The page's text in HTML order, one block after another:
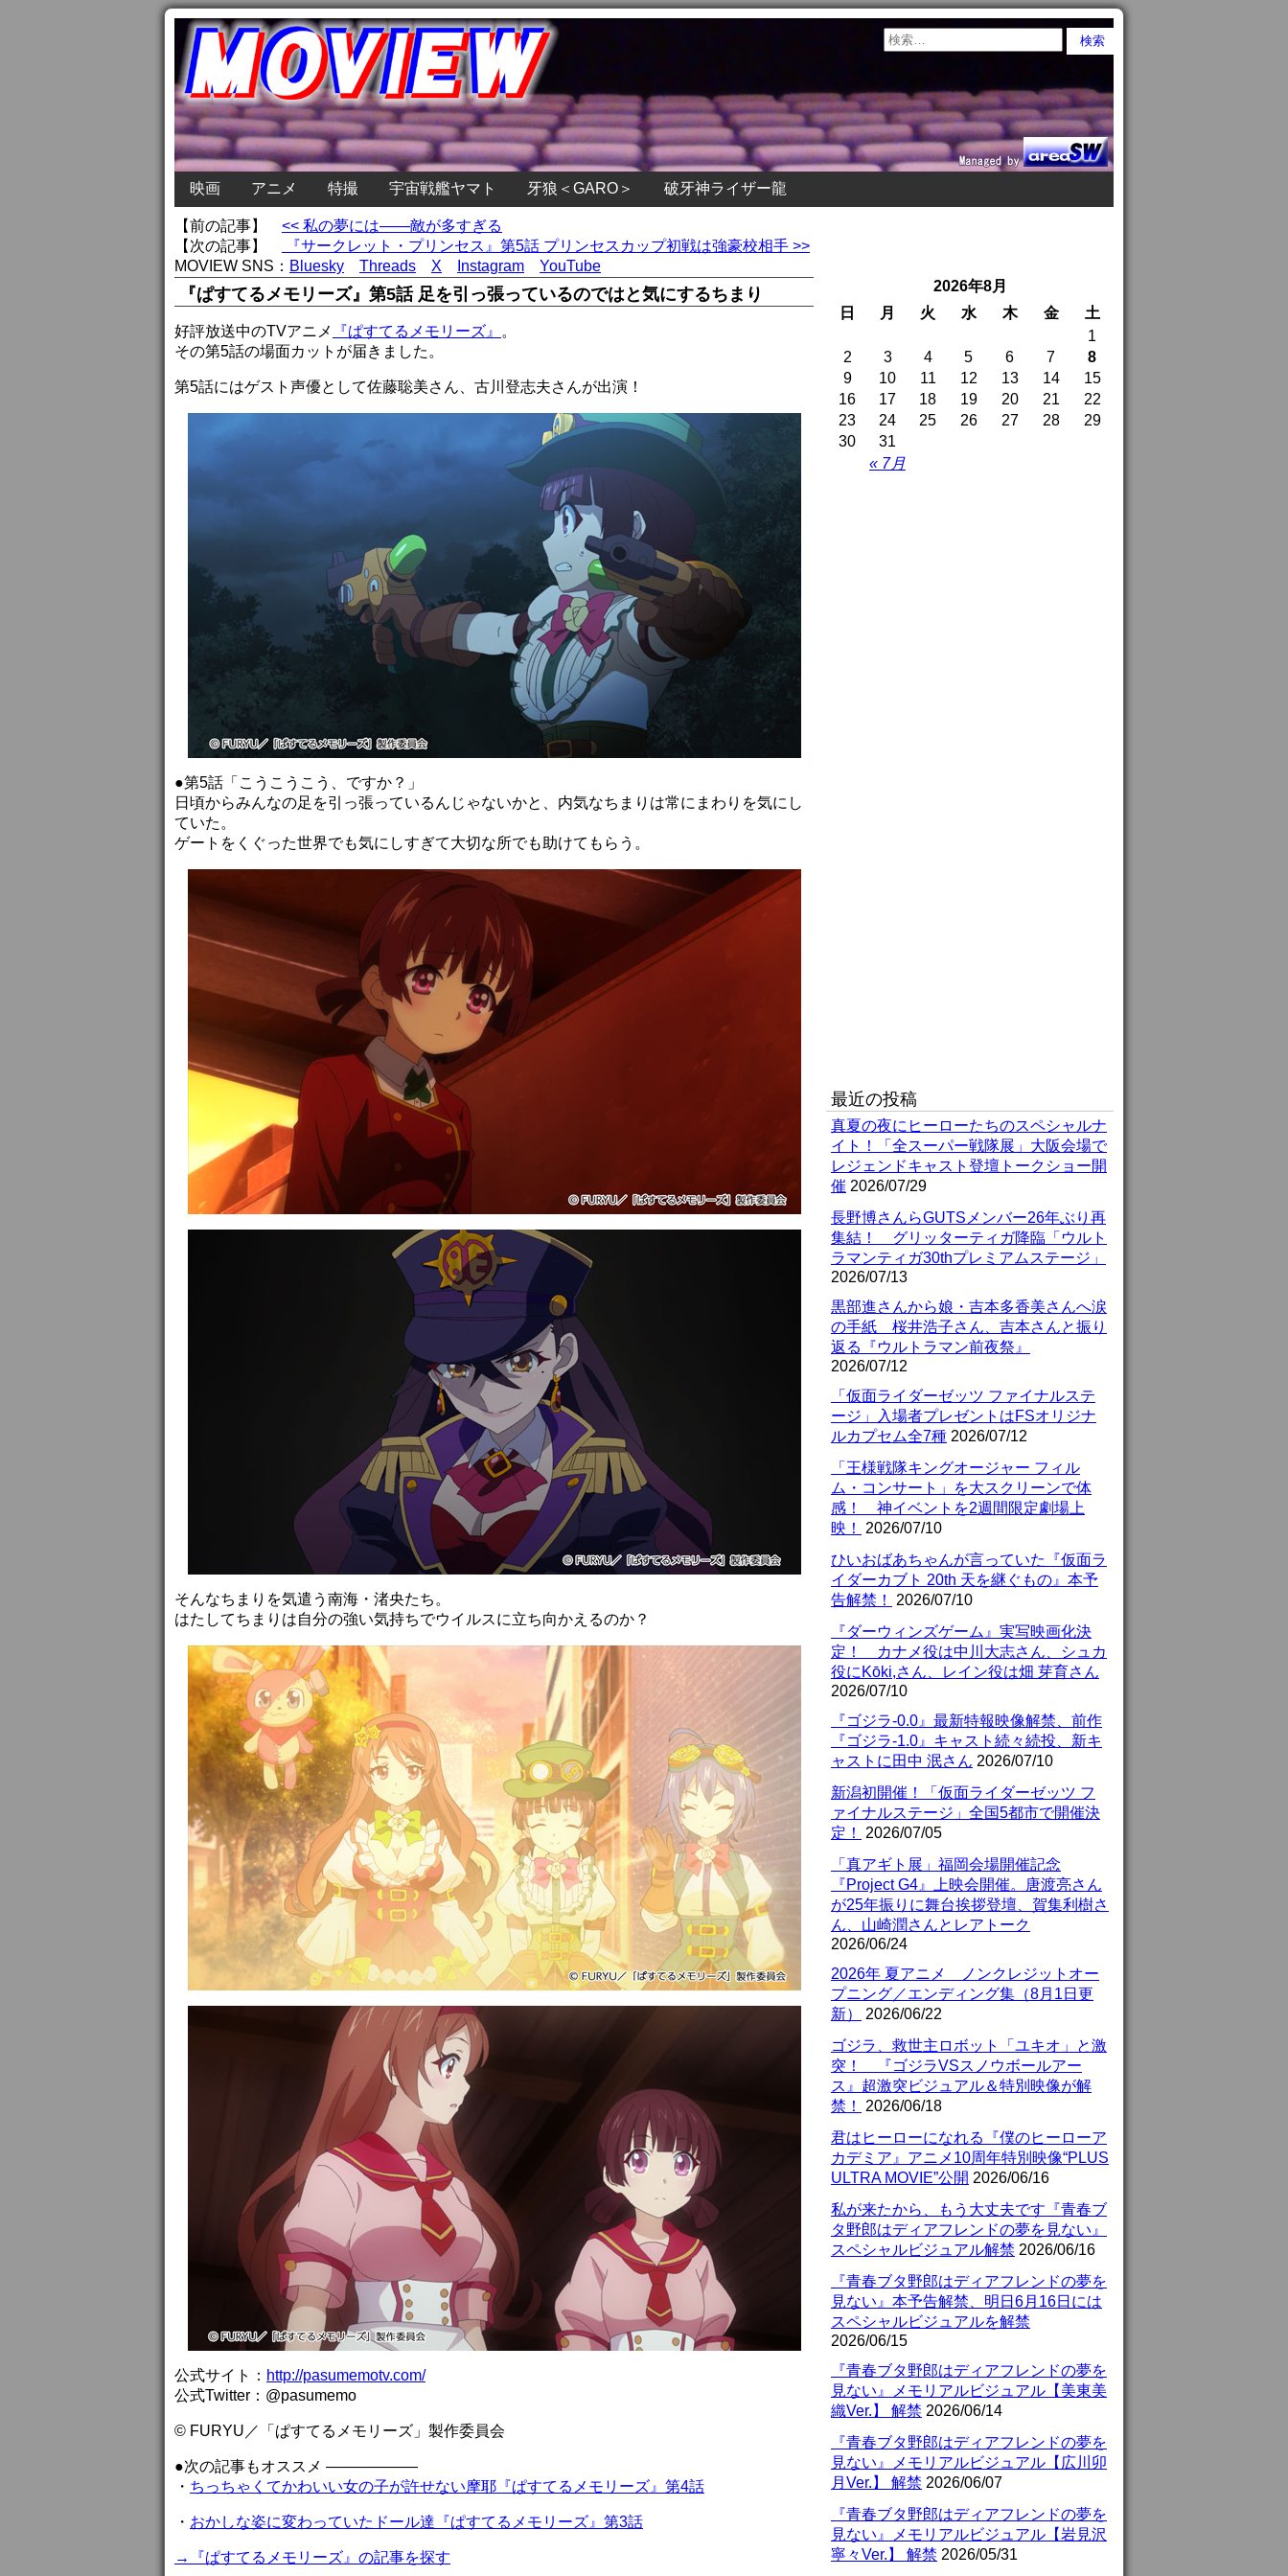
映画 アニメ 特撮 宇宙戦艦ヤマト 牙狼＜GARO＞ 破牙神ライザー龍
【前の記事】 << 私の夢には――敵が多すぎる
【次の記事】
『サークレット・プリンセス』第5話 プリンセスカップ初戦は強豪校相手 >>
MOVIEW SNS： Bluesky Threads X Instagram YouTube
『ぱすてるメモリーズ』第5話 足を引っ張っているのではと気にするちまり
好評放送中のTVアニメ 『ぱすてるメモリーズ』
。
その第5話の場面カットが届きました。
第5話にはゲスト声優として佐藤聡美さん、古川登志夫さんが出演！
●第5話「こうこうこう、ですか？」
日頃からみんなの足を引っ張っているんじゃないかと、内気なちまりは常にまわりを気にし
ていた。
ゲートをくぐった世界でも気にしすぎて大切な所でも助けてもらう。
そんなちまりを気遣う南海・渚央たち。
はたしてちまりは自分の強い気持ちでウイルスに立ち向かえるのか？
公式サイト： http://pasumemotv.com/
公式Twitter：@pasumemo
© FURYU／「ぱすてるメモリーズ」製作委員会
●次の記事もオススメ ——————
・ ちっちゃくてかわいい女の子が許せない摩耶『ぱすてるメモリーズ』第4話
・ おかしな姿に変わっていたドール達『ぱすてるメモリーズ』第3話
→『ぱすてるメモリーズ』の記事を探す
2026年8月
日
月 火 水 木 金 土
« 7月
1
2
3 4 5 6 7
8
9
10 11 12 13 14
15
16
17 18 19 20 21
22
23
24 25 26 27 28
29
30
31
最近の投稿
真夏の夜にヒーローたちのスペシャルナ
イト！「全スーパー戦隊展」大阪会場で
レジェンドキャスト登壇トークショー開
催 2026/07/29
長野博さんらGUTSメンバー26年ぶり再
集結！ グリッターティガ降臨「ウルト
ラマンティガ30thプレミアムステージ」
2026/07/13
黒部進さんから娘・吉本多香美さんへ涙
の手紙 桜井浩子さん、吉本さんと振り
返る『ウルトラマン前夜祭』
2026/07/12
「仮面ライダーゼッツ ファイナルステ
ージ」入場者プレゼントはFSオリジナ
ルカプセム全7種 2026/07/12
「王様戦隊キングオージャー フィル
ム・コンサート」を大スクリーンで体
感！ 神イベントを2週間限定劇場上
映！
2026/07/10
ひいおばあちゃんが言っていた『仮面ラ
イダーカブト 20th 天を継ぐもの』本予
告解禁！
2026/07/10
『ダーウィンズゲーム』実写映画化決
定！ カナメ役は中川大志さん、シュカ
役にKōki,さん、レイン役は畑 芽育さん
2026/07/10
『ゴジラ-0.0』最新特報映像解禁、前作
『ゴジラ-1.0』キャスト続々続投、新キ
ャストに田中 泯さん 2026/07/10
新潟初開催！「仮面ライダーゼッツ フ
ァイナルステージ」全国5都市で開催決
定！
2026/07/05
「真アギト展」福岡会場開催記念
『Project G4』上映会開催。唐渡亮さん
が25年振りに舞台挨拶登壇、賀集利樹さ
ん、山崎潤さんとレアトーク
2026/06/24
2026年 夏アニメ ノンクレジットオー
プニング／エンディング集（8月1日更
新）
2026/06/22
ゴジラ、救世主ロボット「ユキオ」と激
突！ 『ゴジラVSスノウボールアー
ス』超激突ビジュアル＆特別映像が解
禁！
2026/06/18
君はヒーローになれる『僕のヒーローア
カデミア』アニメ10周年特別映像“PLUS
ULTRA MOVIE”公開 2026/06/16
私が来たから、もう大丈夫です『青春ブ
タ野郎はディアフレンドの夢を見ない』
スペシャルビジュアル解禁 2026/06/16
『青春ブタ野郎はディアフレンドの夢を
見ない』本予告解禁、明日6月16日には
スペシャルビジュアルを解禁
2026/06/15
『青春ブタ野郎はディアフレンドの夢を
見ない』メモリアルビジュアル【美東美
織Ver.】 解禁 2026/06/14
『青春ブタ野郎はディアフレンドの夢を
見ない』メモリアルビジュアル【広川卯
月Ver.】 解禁 2026/06/07
『青春ブタ野郎はディアフレンドの夢を
見ない』メモリアルビジュアル【岩見沢
寧々Ver.】 解禁 2026/05/31